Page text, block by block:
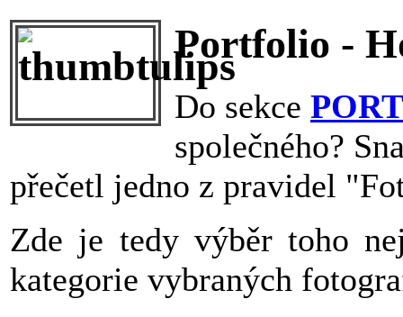
Portfolio -
Do sekce
společného?
přečetl jedno z pravidel
Zde je tedy výběr toho
kategorie vybraných